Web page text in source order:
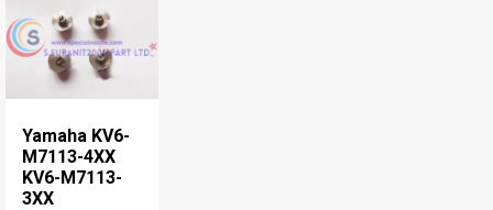
Yamaha KV6-
M7113-4XX
KV6-M7113-
3XX